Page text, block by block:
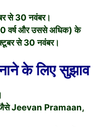
से 30 नवंबर।
वर्ष और उससे अधिक) के
से 30 नवंबर।
के लिए सुझाव
(जैसे Jeevan Pramaan,